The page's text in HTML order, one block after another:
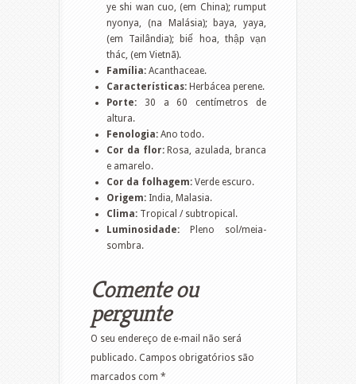
ye shi wan cuo, (em China); rumput
nyonya, (na Malásia); baya, yaya,
(em Tailândia); biế hoa, thập vạn
thác, (em Vietnã).
Família: Acanthaceae.
Características: Herbácea perene.
Porte: 30 a 60 centímetros de
altura.
Fenologia: Ano todo.
Cor da flor:Rosa, azulada, branca
e amarelo.
Cor da folhagem: Verde escuro.
Origem: India, Malasia.
Clima: Tropical / subtropical.
Luminosidade: Pleno sol/meia-
sombra.
Comente ou
pergunte
O seu endereço de e-mail não será
publicado. Campos obrigatórios são
marcados com *